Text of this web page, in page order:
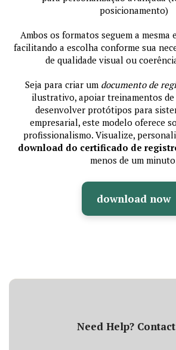
posicionamento)
Ambos os formatos seguem a
facilitando a escolha conforme sua
de qualidade visual ou
Seja para criar um documento de
ilustrativo, apoiar treinamentos
desenvolver protótipos para
empresarial, este modelo oferece
profissionalismo. Visualize,
download do certificado de
menos de um
download now
Need Help?